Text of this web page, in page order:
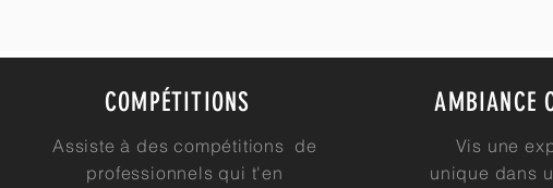
COMPÉTITIONS
Assiste à des compétitions de
professionnels qui t'en
AMBIANCE
Vis une
unique dans